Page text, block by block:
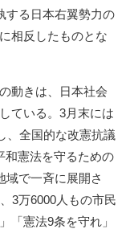
する日本右翼勢力の
相反したものとな
動きは、日本社会
ている。3月末には
、全国的な改憲抗議
和憲法を守るための
域で一斉に展開さ
3万6000人もの市民
「憲法9条を守れ」